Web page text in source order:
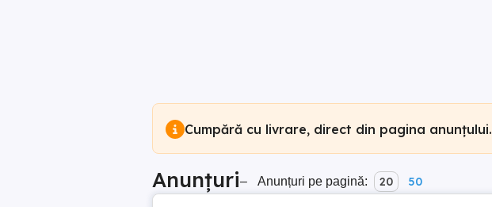
Cumpără cu livrare, direct din pagina anunțului.
Anunțuri– Anunțuri pe pagină: 20 50